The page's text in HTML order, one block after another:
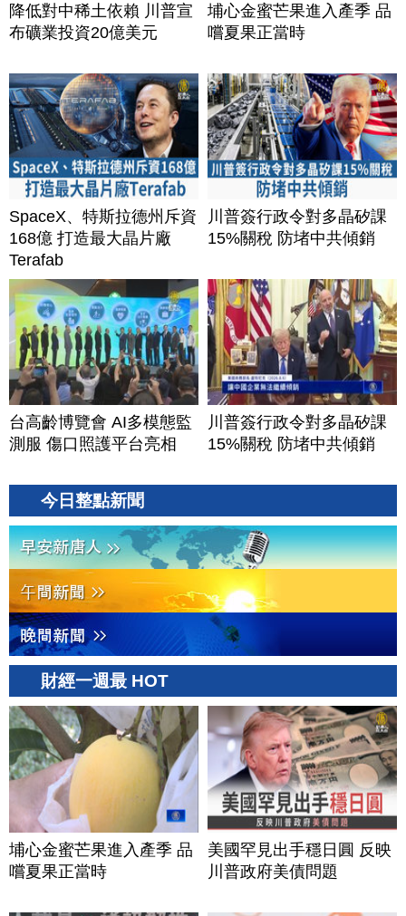
降低對中稀土依賴 川普宣
布礦業投資20億美元
埔心金蜜芒果進入產季 品
嚐夏果正當時
SpaceX、特斯拉德州斥資
168億 打造最大晶片廠
Terafab
川普簽行政令對多晶矽課
15%關稅 防堵中共傾銷
台高齡博覽會 AI多模態監
測服 傷口照護平台亮相
川普簽行政令對多晶矽課
15%關稅 防堵中共傾銷
今日整點新聞
財經一週最 HOT
埔心金蜜芒果進入產季 品
嚐夏果正當時
美國罕見出手穩日圓 反映
川普政府美債問題